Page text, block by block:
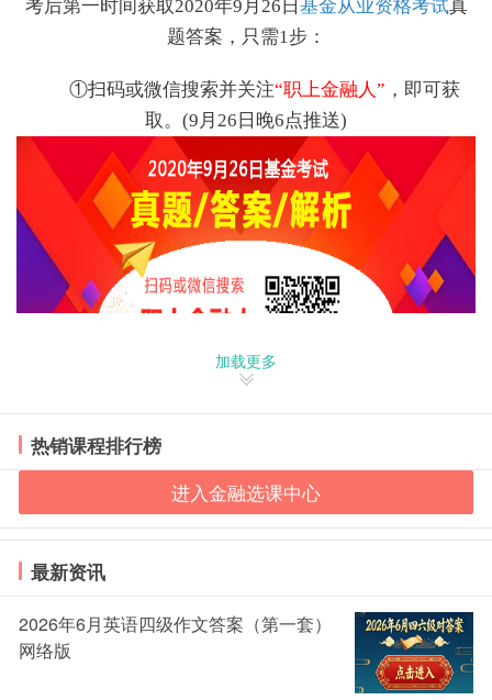
考后第一时间获取2020年9月26日
真
题答案，只需1步：
①扫码或微信搜索并关注“职上金融人” ，即可获
取。(9月26日晚6点推送)
【温馨提醒】职上网预测2020年基金从业资格考试
成绩查询时间一般为考后一周，预测为9月30日。
上金融人，第一时间知晓基金成绩。
山西太原9月基金从业考试成绩查询流程
1、打开联网的浏览器，在百度中搜索【中国证券投
资基金业协会】;
加载更多
热销课程排行榜
进入金融选课中心
最新资讯
2026年6月英语四级作文答案（第一套）
网络版